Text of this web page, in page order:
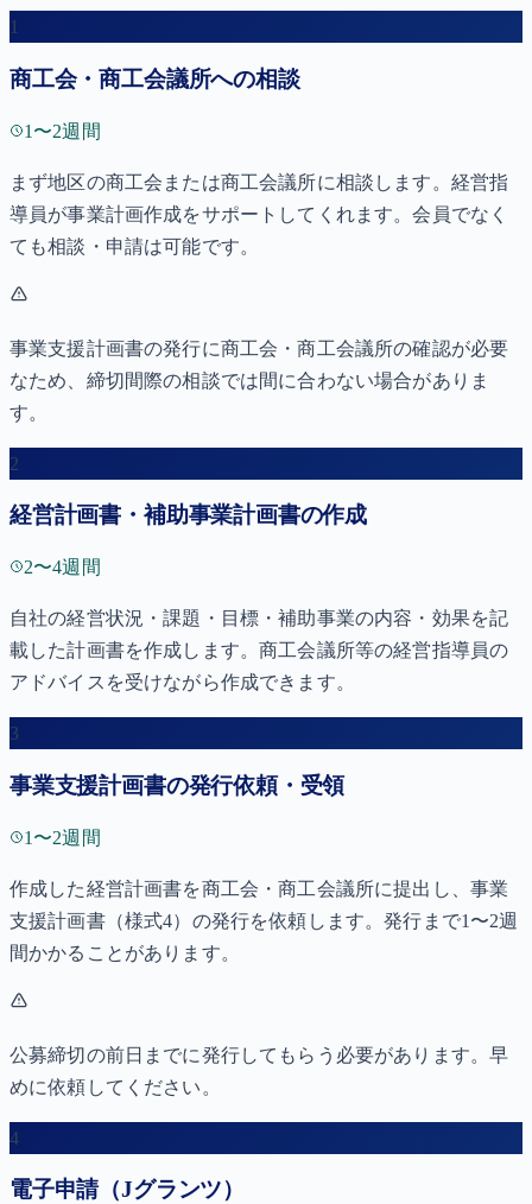
1
商工会・商工会議所への相談
1〜2週間
まず地区の商工会または商工会議所に相談します。経営指
導員が事業計画作成をサポートしてくれます。会員でなく
ても相談・申請は可能です。
事業支援計画書の発行に商工会・商工会議所の確認が必要
なため、締切間際の相談では間に合わない場合がありま
す。
2
経営計画書・補助事業計画書の作成
2〜4週間
自社の経営状況・課題・目標・補助事業の内容・効果を記
載した計画書を作成します。商工会議所等の経営指導員の
アドバイスを受けながら作成できます。
3
事業支援計画書の発行依頼・受領
1〜2週間
作成した経営計画書を商工会・商工会議所に提出し、事業
支援計画書（様式4）の発行を依頼します。発行まで1〜2週
間かかることがあります。
公募締切の前日までに発行してもらう必要があります。早
めに依頼してください。
4
電子申請（Jグランツ）